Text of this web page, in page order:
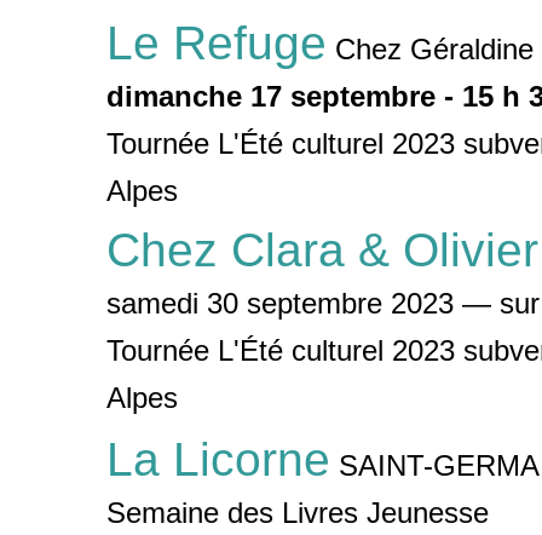
Le Refuge Chez
dimanche 17 septembre - 15 h
Tournée L'Été culturel 2023
Alpes
Chez Clara & Olivier
samedi 30 septembre 2023 —
Tournée L'Été culturel 2023
Alpes
La Licorne SAINT-
Semaine des Livres Jeunesse